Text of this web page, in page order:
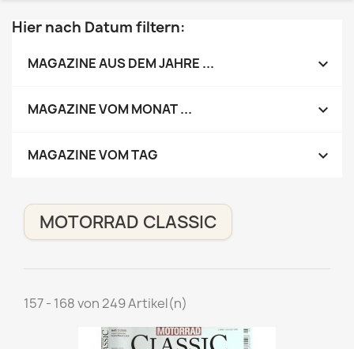
Hier nach Datum filtern:
MAGAZINE AUS DEM JAHRE ... 
MAGAZINE VOM MONAT ... 
MAGAZINE VOM TAG 
MOTORRAD CLASSIC
157 - 168 von 249 Artikel(n)